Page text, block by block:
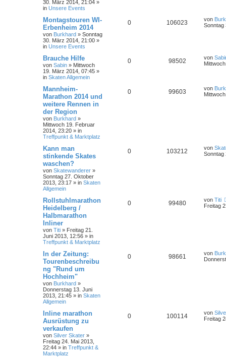
30. März 2014, 21:04 »
in Unsere Events
Montagstouren WI-
Erbenheim 2014
von Burkhard » Sonntag
30. März 2014, 21:00 »
in Unsere Events
0 106023 von
Sonntag
Brauche Hilfe
von Sabin » Mittwoch
19. März 2014, 07:45 »
in Skaten Allgemein
0 98502 von
Mannheim-
Marathon 2014 und
weitere Rennen in
der Region
von Burkhard »
Mittwoch 19. Februar
2014, 23:20 » in
Treffpunkt & Marktplatz
0 99603 von
Kann man
stinkende Skates
waschen?
von Skatewanderer »
Sonntag 27. Oktober
2013, 23:17 » in Skaten
Allgemein
0 103212 von
Sonntag
Rollstuhlmarathon
Heidelberg /
Halbmarathon
Inliner
von Titi » Freitag 21.
Juni 2013, 12:56 » in
Treffpunkt & Marktplatz
0 99480 von Titi
Freitag
In der Zeitung:
Tourenbeschreibu
ng "Rund um
Hochheim"
von Burkhard »
Donnerstag 13. Juni
2013, 21:45 » in Skaten
Allgemein
0 98661 von
Inline marathon
Ausrüstung zu
verkaufen
von Silver Skater »
Freitag 24. Mai 2013,
22:44 » in Treffpunkt &
Marktplatz
0 100114 von
Freitag